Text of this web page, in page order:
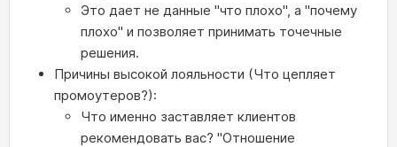
Это дает не данные "что плохо", а "почему
плохо" и позволяет принимать точечные
решения.
Причины высокой лояльности (Что цепляет
промоутеров?):
Что именно заставляет клиентов
рекомендовать вас? "Отношение